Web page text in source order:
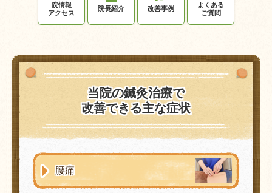
院情報
アクセス
院長紹介 改善事例
よくある
ご質問
当院の鍼灸治療で
改善できる主な症状
腰痛